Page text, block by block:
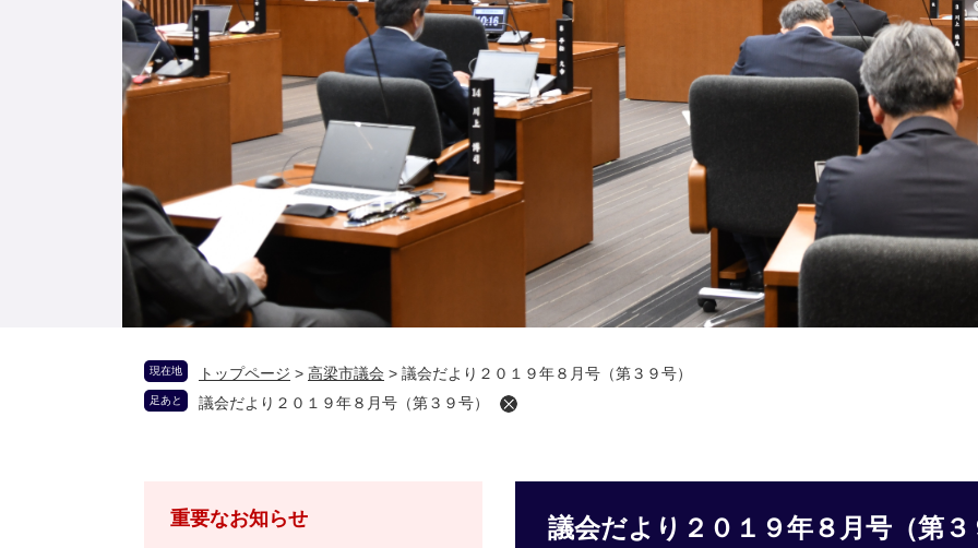
現在地 トップページ > 高梁市議会 > 議会だより２０１９年８月号（第３９号）
足あと 議会だより２０１９年８月号（第３９号）
議会だより２０１９年８月号（第３
重要なお知らせ